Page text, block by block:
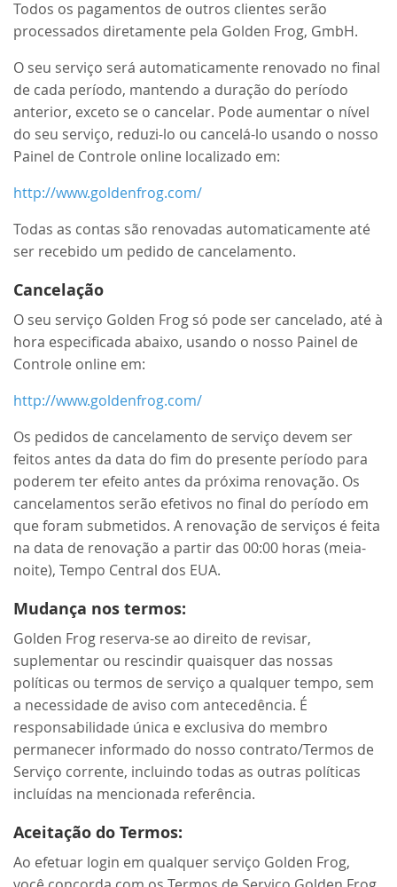
Todos os pagamentos de outros clientes serão
processados diretamente pela Golden Frog, GmbH.
O seu serviço será automaticamente renovado no final
de cada período, mantendo a duração do período
anterior, exceto se o cancelar. Pode aumentar o nível
do seu serviço, reduzi-lo ou cancelá-lo usando o nosso
Painel de Controle online localizado em:
http://www.goldenfrog.com/
Todas as contas são renovadas automaticamente até
ser recebido um pedido de cancelamento.
Cancelação
O seu serviço Golden Frog só pode ser cancelado, até à
hora especificada abaixo, usando o nosso Painel de
Controle online em:
http://www.goldenfrog.com/
Os pedidos de cancelamento de serviço devem ser
feitos antes da data do fim do presente período para
poderem ter efeito antes da próxima renovação. Os
cancelamentos serão efetivos no final do período em
que foram submetidos. A renovação de serviços é feita
na data de renovação a partir das 00:00 horas (meia-
noite), Tempo Central dos EUA.
Mudança nos termos:
Golden Frog reserva-se ao direito de revisar,
suplementar ou rescindir quaisquer das nossas
políticas ou termos de serviço a qualquer tempo, sem
a necessidade de aviso com antecedência. É
responsabilidade única e exclusiva do membro
permanecer informado do nosso contrato/Termos de
Serviço corrente, incluindo todas as outras políticas
incluídas na mencionada referência.
Aceitação do Termos:
Ao efetuar login em qualquer serviço Golden Frog,